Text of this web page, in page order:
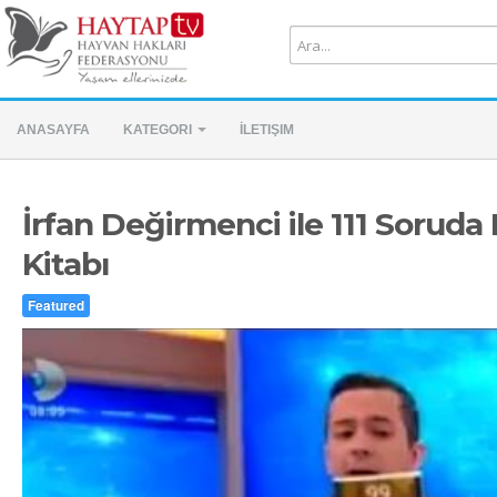
ANASAYFA KATEGORI İLETIŞIM
İrfan Değirmenci ile 111 Soruda
Kitabı
Featured